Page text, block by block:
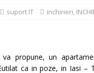
suport IT inchirieri,
va propune, un
ca in poze, in Iasi –